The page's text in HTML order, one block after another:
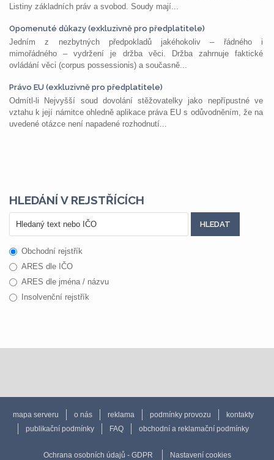
Listiny základních práv a svobod. Soudy mají...
Opomenuté důkazy (exkluzivně pro předplatitele)
Jedním z nezbytných předpokladů jakéhokoliv – řádného i
mimořádného – vydržení je držba věci. Držba zahrnuje faktické
ovládání věci (corpus possessionis) a současně...
Právo EU (exkluzivně pro předplatitele)
Odmítl-li Nejvyšší soud dovolání stěžovatelky jako nepřípustné ve
vztahu k její námitce ohledně aplikace práva EU s odůvodněním, že na
uvedené otázce není napadené rozhodnutí...
HLEDÁNÍ V REJSTŘÍCÍCH
Obchodní rejstřík
ARES dle IČO
ARES dle jména / názvu
Insolvenční rejstřík
mapa serveru o nás reklama podmínky provozu
kontakty
publikační podmínky
FAQ obchodní a reklamační podmínky
Ochrana osobních údajů - GDPR Nastavení cookies